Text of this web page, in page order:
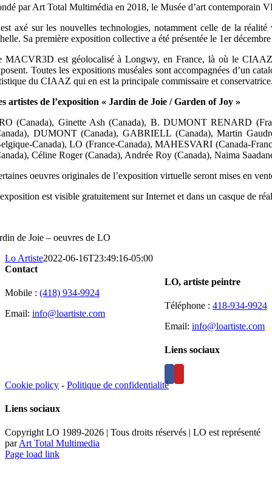
par Art Total Multimédia en 2018, le Musée d’art contemporain
axé sur les nouvelles technologies, notamment celle de la
Sa première exposition collective a été présentée le 1er
MACVR3D est géolocalisé à Longwy, en France, là où le
Toutes les expositions muséales sont accompagnées d’un
du CIAAZ qui en est la principale commissaire et
artistes de l’exposition « Jardin de Joie / Garden of Joy »
(Canada), Ginette Ash (Canada), B. DUMONT RENARD
DUMONT (Canada), GABRIELL (Canada), Martin
Canada), LO (France-Canada), MAHESVARI (Canada-
Céline Roger (Canada), Andrée Roy (Canada), Naima
oeuvres originales de l’exposition virtuelle seront mises en
est visible gratuitement sur Internet et dans un casque de
de Joie – oeuvres de LO
Lo Artiste2022-06-16T23:49:16-05:00
LO, artiste peintre
Téléphone : 418-934-9924
Email: info@loartiste.com
Liens sociaux
Contact
Mobile : (418) 934-9924
Email: info@loartiste.com
Cookie policy - Politique de confidentialité
Liens sociaux
Copyright LO 1989-2026 | Tous droits réservés | LO est représenté
parArt Total Multimedia
Facebook
Instagram
Email
Pinterest
YouTube
Page load link